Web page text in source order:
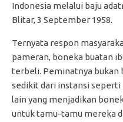
Indonesia melalui baju
Blitar, 3 September 1958.
Ternyata respon
pameran, boneka buatan
terbeli. Peminatnya bukan
sedikit dari instansi
lain yang menjadikan
untuk tamu-tamu mereka